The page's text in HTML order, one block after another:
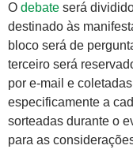
O debate será
destinado às
bloco será de
terceiro será
por e-mail e
especificamente a
sorteadas durante o
para as